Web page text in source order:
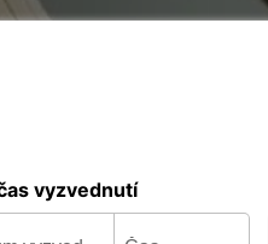
vyzvednutí